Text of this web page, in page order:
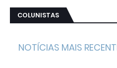
COLUNISTAS
NOTÍCIAS MAIS